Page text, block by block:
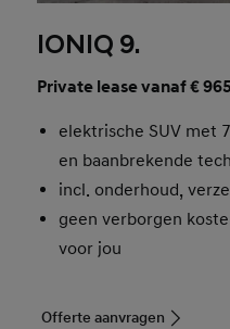
IONIQ 9.
Private lease vanaf €
elektrische SUV met
en baanbrekende
incl. onderhoud,
geen verborgen
voor jou
Offerte aanvragen